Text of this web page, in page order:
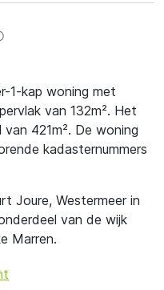
1-kap woning met
van 132m². Het
421m². De woning
kadasternummers
Joure, Westermeer in
van de wijk
Marren.